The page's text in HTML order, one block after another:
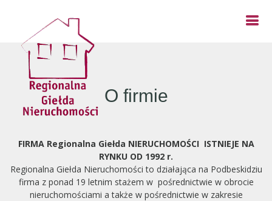
O firmie
FIRMA Regionalna Giełda NIERUCHOMOŚCI ISTNIEJE NA
RYNKU OD 1992 r.
Regionalna Giełda Nieruchomości to działająca na Podbeskidziu
firma z ponad 19 letnim stażem w pośrednictwie w obrocie
nieruchomościami a także w pośrednictwie w zakresie